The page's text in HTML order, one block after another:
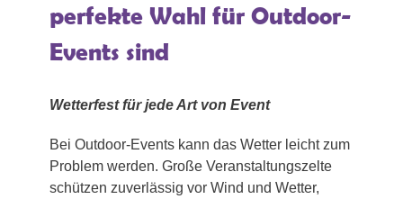
perfekte Wahl für Outdoor-
Events sind
Wetterfest für jede Art von Event
Bei Outdoor-Events kann das Wetter leicht zum
Problem werden. Große Veranstaltungszelte
schützen zuverlässig vor Wind und Wetter,